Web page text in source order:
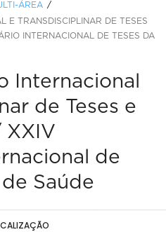
ÁREA
E TRANSDISCIPLINAR DE TESES
INTERNACIONAL DE TESES DA
Internacional
de Teses e
XXIV
de
de Saúde